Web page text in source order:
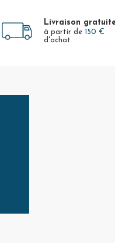
Livraison
à partir de150 €
d'achat